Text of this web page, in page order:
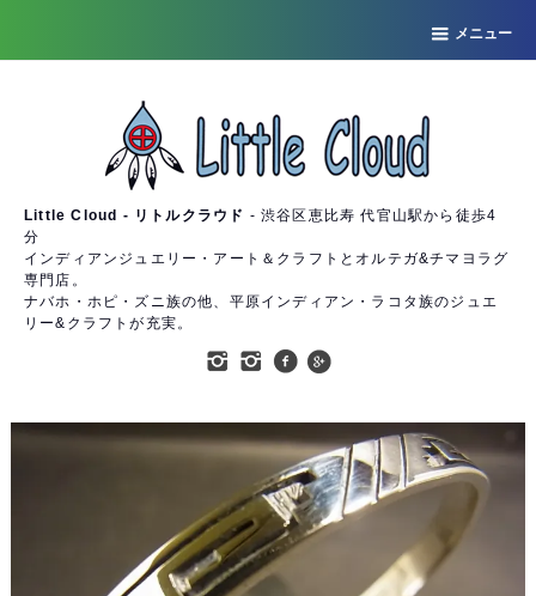
メニュー
Little Cloud - リトルクラウド - 渋谷区恵比寿 代官山駅から徒歩4
分
インディアンジュエリー・アート＆クラフトとオルテガ&チマヨラグ
専門店。
ナバホ・ホピ・ズニ族の他、平原インディアン・ラコタ族のジュエ
リー&クラフトが充実。